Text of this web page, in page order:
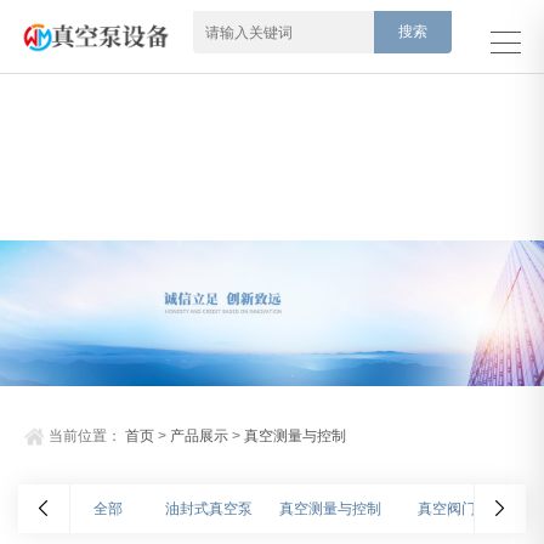
当前位置：首页 > 产品展示 >真空测量与控制
全部 油封式真空泵 真空测量与控制 真空阀门